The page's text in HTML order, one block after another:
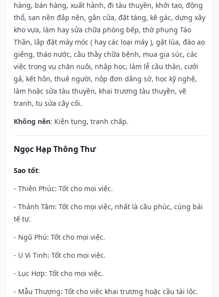
hàng, bán hàng, xuất hành, đi tàu thuyền, khởi tạo, động
thổ, san nền đắp nền, gắn cửa, đặt táng, kê gác, dựng xây
kho vựa, làm hay sửa chữa phòng bếp, thờ phụng Táo
Thần, lắp đặt máy móc ( hay các loại máy ), gặt lúa, đào ao
giếng, tháo nước, cầu thầy chữa bệnh, mua gia súc, các
việc trong vụ chăn nuôi, nhập học, làm lễ cầu thân, cưới
gả, kết hôn, thuê người, nộp đơn dâng sớ, học kỹ nghệ,
làm hoặc sửa tàu thuyền, khai trương tàu thuyền, vẽ
tranh, tu sửa cây cối.
Không nên: Kiện tụng, tranh chấp.
Ngọc Hạp Thông Thư
Sao tốt:
- Thiên Phúc: Tốt cho mọi việc.
- Thánh Tâm: Tốt cho mọi việc, nhất là cầu phúc, cúng bái
tế tự.
- Ngũ Phú: Tốt cho mọi việc.
- U Vi Tinh: Tốt cho mọi việc.
- Lục Hợp: Tốt cho mọi việc.
- Mẫu Thương: Tốt cho việc khai trương hoặc cầu tài lộc.